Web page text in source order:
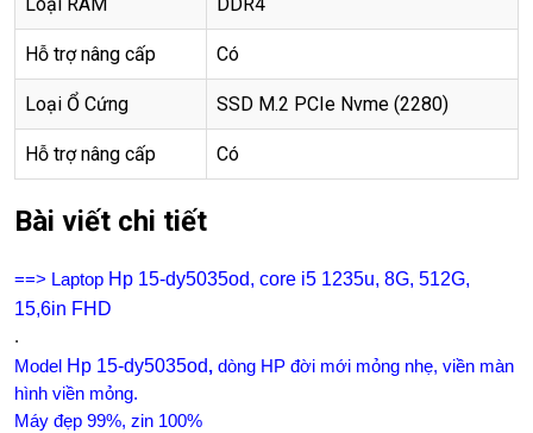
Hỗ trợ nâng cấp Có
Loại Ổ Cứng SSD M.2 PCIe Nvme (2280)
Hỗ trợ nâng cấp Có
Bài viết chi tiết
==> Laptop Hp 15-dy5035od, core i5 1235u, 8G, 512G,
15,6in FHD
.
Model Hp 15-dy5035od, dòng HP đời mới mỏng nhẹ, viền màn
hình viền mỏng.
Máy đẹp 99%, zin 100%